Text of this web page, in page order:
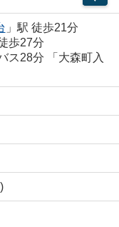
」駅 徒歩21分
歩27分
ス28分 「大森町入